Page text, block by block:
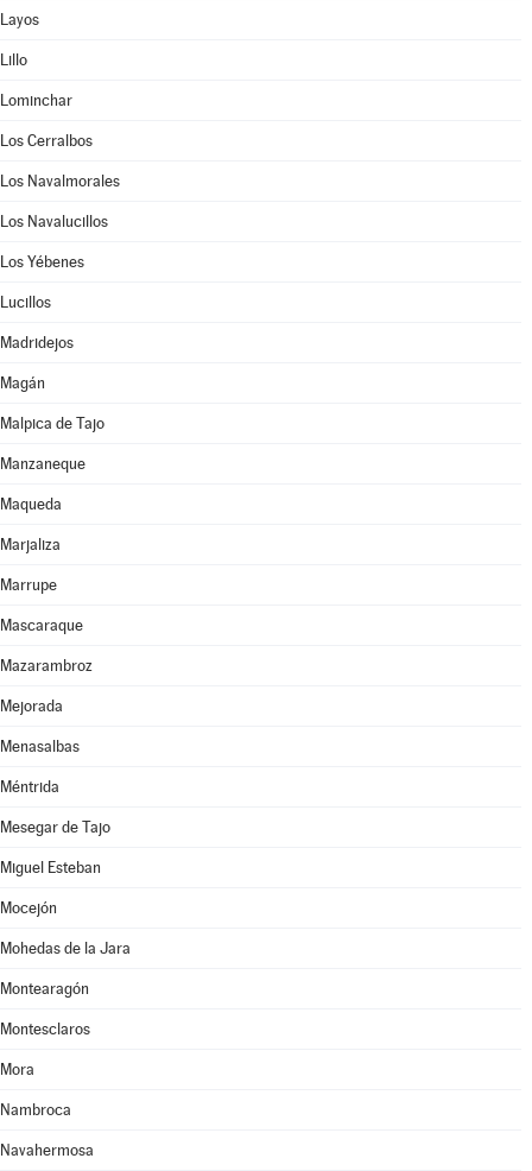
Layos
Lillo
Lominchar
Los Cerralbos
Los Navalmorales
Los Navalucillos
Los Yébenes
Lucillos
Madridejos
Magán
Malpica de Tajo
Manzaneque
Maqueda
Marjaliza
Marrupe
Mascaraque
Mazarambroz
Mejorada
Menasalbas
Méntrida
Mesegar de Tajo
Miguel Esteban
Mocejón
Mohedas de la Jara
Montearagón
Montesclaros
Mora
Nambroca
Navahermosa